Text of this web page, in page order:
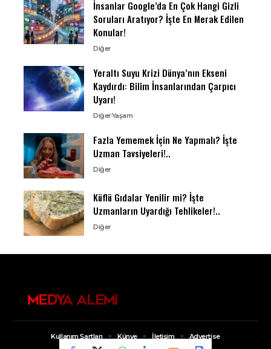
İnsanlar Google’da En Çok Hangi Gizli
Soruları Aratıyor? İşte En Merak Edilen
Konular!
Diğer
Yeraltı Suyu Krizi Dünya’nın Ekseni
Kaydırdı: Bilim İnsanlarından Çarpıcı
Uyarı!
DiğerYaşam
Fazla Yememek İçin Ne Yapmalı? İşte
Uzman Tavsiyeleri!..
Diğer
Küflü Gıdalar Yenilir mi? İşte
Uzmanların Uyardığı Tehlikeler!..
Diğer
Kullanım Şartları Künye İletişim Advertise